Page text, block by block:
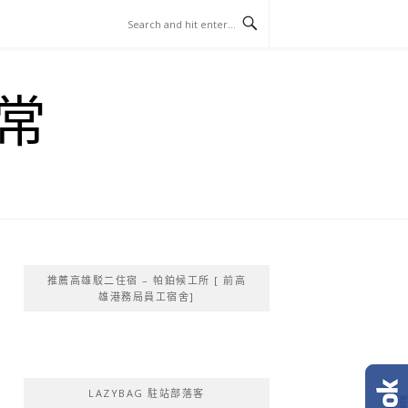
推薦高雄駁二住宿 – 帕鉑候工所 [ 前高
雄港務局員工宿舍]
LAZYBAG 駐站部落客